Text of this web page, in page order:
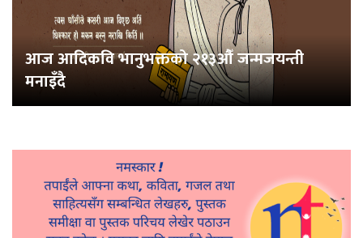
आज आदिकवि भानुभक्तको २१३औँ जन्मजयन्ती
मनाइँदै